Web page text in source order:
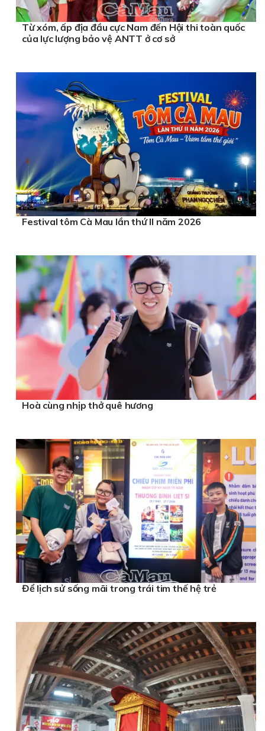
Từ xóm, ấp địa đầu cực Nam đến Hội thi toàn quốc
của lực lượng bảo vệ ANTT ở cơ sở
Festival tôm Cà Mau lần thứ II năm 2026
Hoà cùng nhịp thở quê hương
Để lịch sử sống mãi trong trái tim thế hệ trẻ